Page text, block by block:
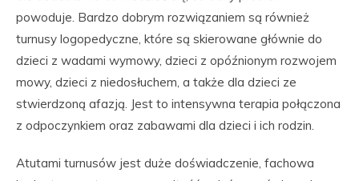
powoduje. Bardzo dobrym rozwiązaniem są również
turnusy logopedyczne, które są skierowane głównie do
dzieci z wadami wymowy, dzieci z opóźnionym rozwojem
mowy, dzieci z niedosłuchem, a także dla dzieci ze
stwierdzoną afazją. Jest to intensywna terapia połączona
z odpoczynkiem oraz zabawami dla dzieci i ich rodzin.
Atutami turnusów jest duże doświadczenie, fachowa